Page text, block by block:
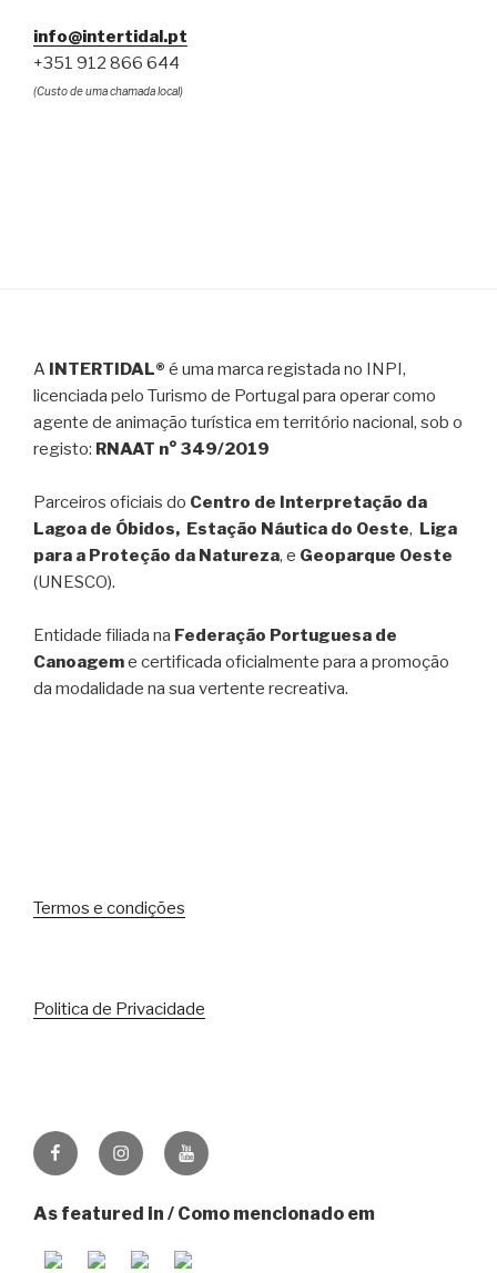
info@intertidal.pt
+351 912 866 644
(Custo de uma chamada local)
A INTERTIDAL® é uma marca registada no INPI,
licenciada pelo Turismo de Portugal para operar como
agente de animação turística em território nacional, sob o
registo: RNAAT n° 349/2019
Parceiros oficiais do Centro de Interpretação da
Lagoa de Óbidos, Estação Náutica do Oeste, Liga
para a Proteção da Natureza, e Geoparque Oeste
(UNESCO).
Entidade filiada na Federação Portuguesa de
Canoageme certificada oficialmente para a promoção
da modalidade na sua vertente recreativa.
Termos e condições
Politica de Privacidade
FacebookInstagramYoutube
As featured in / Como mencionado em